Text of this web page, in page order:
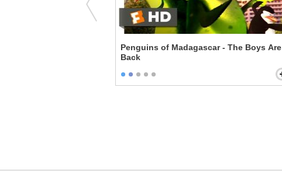
Penguins of Madagascar - The Boys Are
Back